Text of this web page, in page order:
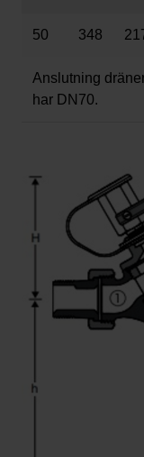
50 348
Anslutning
har DN70.